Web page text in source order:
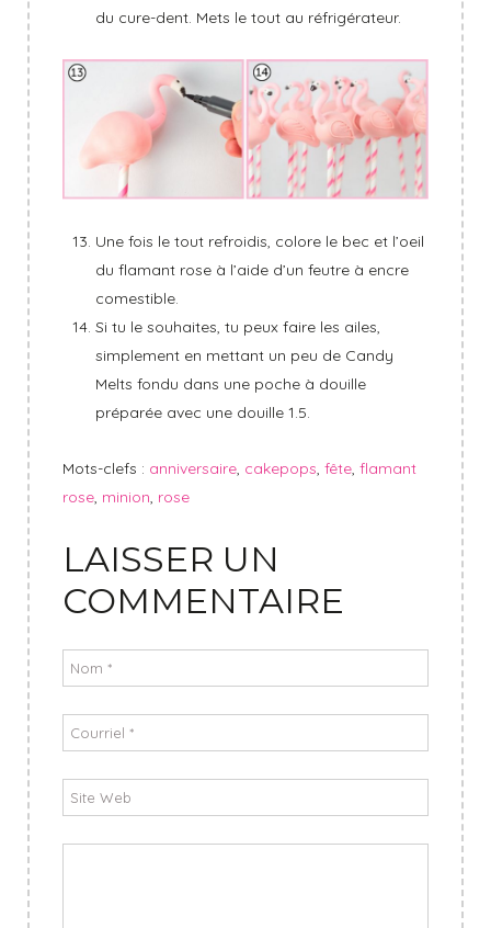
du cure-dent. Mets le tout au réfrigérateur.
Une fois le tout refroidis, colore le bec et l’oeil
du flamant rose à l’aide d’un feutre à encre
comestible.
Si tu le souhaites, tu peux faire les ailes,
simplement en mettant un peu de Candy
Melts fondu dans une poche à douille
préparée avec une douille 1.5.
Mots-clefs : anniversaire, cakepops, fête, flamant
rose, minion, rose
LAISSER UN
COMMENTAIRE